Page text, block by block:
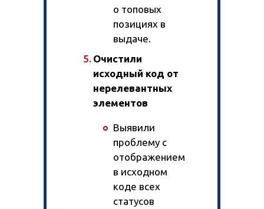
о топовых
позициях в
выдаче.
Очистили
исходный код от
нерелевантных
элементов
Выявили
проблему с
отображением
в исходном
коде всех
статусов